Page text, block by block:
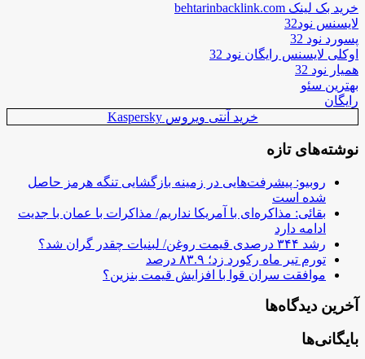
خرید بک لینک behtarinbacklink.com
لایسنس نود32
پسورد نود 32
اوکلی لایسنس رایگان نود 32
همیار نود 32
بهترین سئو
رایگان
خرید آنتی ویروس Kaspersky
نوشته‌های تازه
روبیو: پیشرفت‌هایی در زمینه بازگشایی تنگه هرمز حاصل
شده است
بقائی: مذاکره‌ای با آمریکا نداریم/ مذاکرات با عمان با جدیت
ادامه دارد
رشد ۳۴۴ درصدی قیمت روغن/ لبنیات چقدر گران شد؟
تورم تیر ماه رکورد زد؛ ۸۳.۹ درصد
موافقت سران قوا با افزایش قیمت بنزین؟
آخرین دیدگاه‌ها
بایگانی‌ها